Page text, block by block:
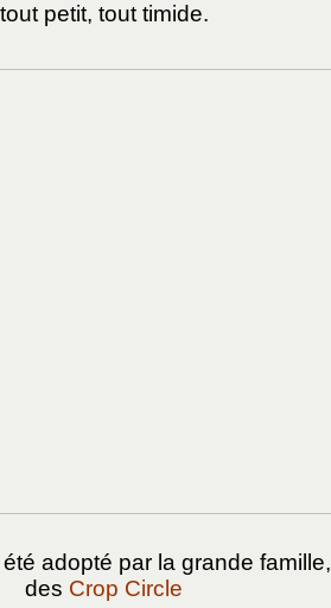
tout petit, tout timide.
adopté par la grande famille,
des Crop Circle